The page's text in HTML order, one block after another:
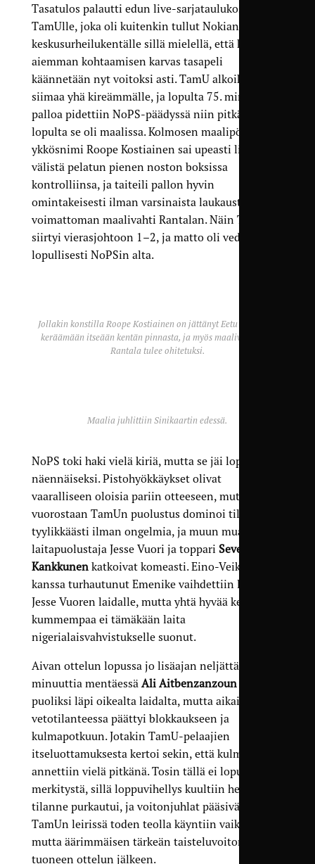
Tasatulos palautti edun live-sarjataulukossa
TamUlle, joka oli kuitenkin tullut Nokian
keskusurheilukentälle sillä mielellä, että kesän
aiemman kohtaamisen karvas tasapeli
käännetään nyt voitoksi asti. TamU alkoikin vetää
siimaa yhä kireämmälle, ja lopulta 75. minuutilla
palloa pidettiin NoPS-päädyssä niin pitkään, että
lopulta se oli maalissa. Kolmosen maalipörssin
ykkösnimi Roope Kostiainen sai upeasti linjojen
välistä pelatun pienen noston boksissa
kontrolliinsa, ja taiteili pallon hyvin
omintakeisesti ilman varsinaista laukausta ohi
voimattoman maalivahti Rantalan. Näin TamU
siirtyi vierasjohtoon 1–2, ja matto oli vedetty
lopullisesti NoPSin alta.
Jollakin konstilla Roope Kostiainen on jättänyt Eetu Rahkolan
keräämään itseään kentän pinnasta, ja myös maalivahti Jani
Rantala tulee ohitetuksi.
Maalia juhlittiin Sinikaartin edessä.
NoPS toki haki vielä kiriä, mutta se jäi lopulta
näennäiseksi. Pistohyökkäykset olivat
vaaralliseen oloisia pariin otteeseen, mutta nyt
vuorostaan TamUn puolustus dominoi tilanteet
tyylikkäästi ilman ongelmia, ja muun muassa
laitapuolustaja Jesse Vuori ja toppari Severi
Kankkunen katkoivat komeasti. Eino-Veikko Ekin
kanssa turhautunut Emenike vaihdettiin lopussa
Jesse Vuoren laidalle, mutta yhtä hyvää keskitystä
kummempaa ei tämäkään laita
nigerialaisvahvistukselle suonut.
Aivan ottelun lopussa jo lisäajan neljättä
minuuttia mentäessä Ali Aitbenzanzoun
puoliksi läpi oikealta laidalta, mutta aikailu
vetotilanteessa päättyi blokkaukseen ja
kulmapotkuun. Jotakin TamU-pelaajien
itseluottamuksesta kertoi sekin, että kulma
annettiin vielä pitkänä. Tosin tällä ei lopulta ollut
merkitystä, sillä loppuvihellys kuultiin heti kun
tilanne purkautui, ja voitonjuhlat pääsivät
TamUn leirissä toden teolla käyntiin vaikean,
mutta äärimmäisen tärkeän taisteluvoiton
tuoneen ottelun jälkeen.